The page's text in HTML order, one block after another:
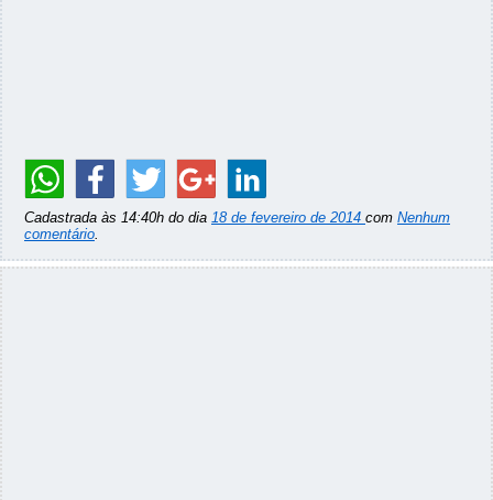
Cadastrada às 14:40h do dia 18 de fevereiro de 2014 com Nenhum
comentário.